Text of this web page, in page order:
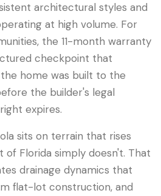
✓ Español 中文
Inspeção
architectural styles and
at high volume. For
the 11-month warranty
checkpoint that
home was built to the
the builder's legal
expires.
sits on terrain that rises
of Florida simply doesn't. That
drainage dynamics that
flat-lot construction, and